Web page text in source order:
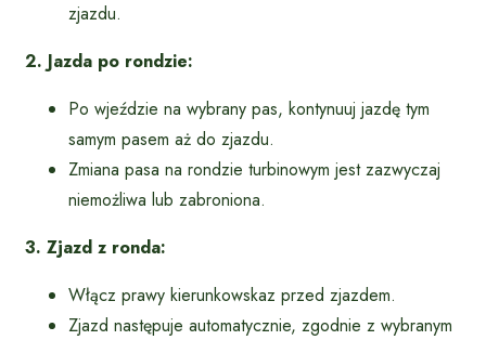
zjazdu.
2. Jazda po rondzie:
Po wjeździe na wybrany pas, kontynuuj jazdę tym
samym pasem aż do zjazdu.
Zmiana pasa na rondzie turbinowym jest zazwyczaj
niemożliwa lub zabroniona.
3. Zjazd z ronda:
Włącz prawy kierunkowskaz przed zjazdem.
Zjazd następuje automatycznie, zgodnie z wybranym